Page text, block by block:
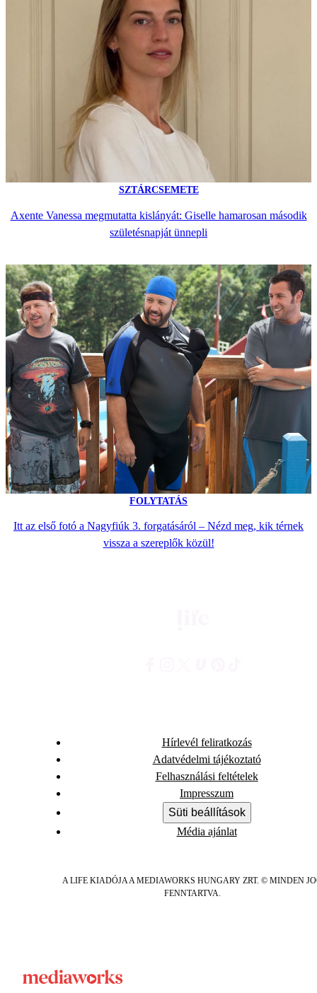
SZTÁRCSEMETE
Axente Vanessa megmutatta kislányát: Giselle hamarosan második
születésnapját ünnepli
FOLYTATÁS
Itt az első fotó a Nagyfiúk 3. forgatásáról – Nézd meg, kik térnek
vissza a szereplők közül!
Hírlevél feliratkozás
Adatvédelmi tájékoztató
Felhasználási feltételek
Impresszum
Süti beállítások
Média ajánlat
A LIFE KIADÓJA A MEDIAWORKS HUNGARY ZRT. © MINDEN
FENNTARTVA.